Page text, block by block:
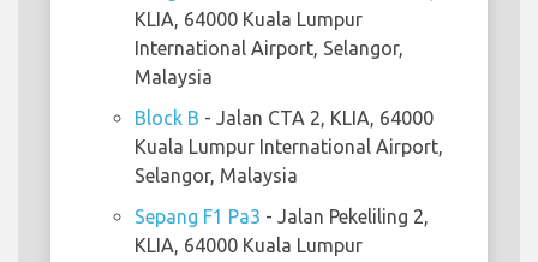
KLIA, 64000 Kuala Lumpur
International Airport, Selangor,
Malaysia
Block B - Jalan CTA 2, KLIA, 64000
Kuala Lumpur International Airport,
Selangor, Malaysia
Sepang F1 Pa3 - Jalan Pekeliling 2,
KLIA, 64000 Kuala Lumpur